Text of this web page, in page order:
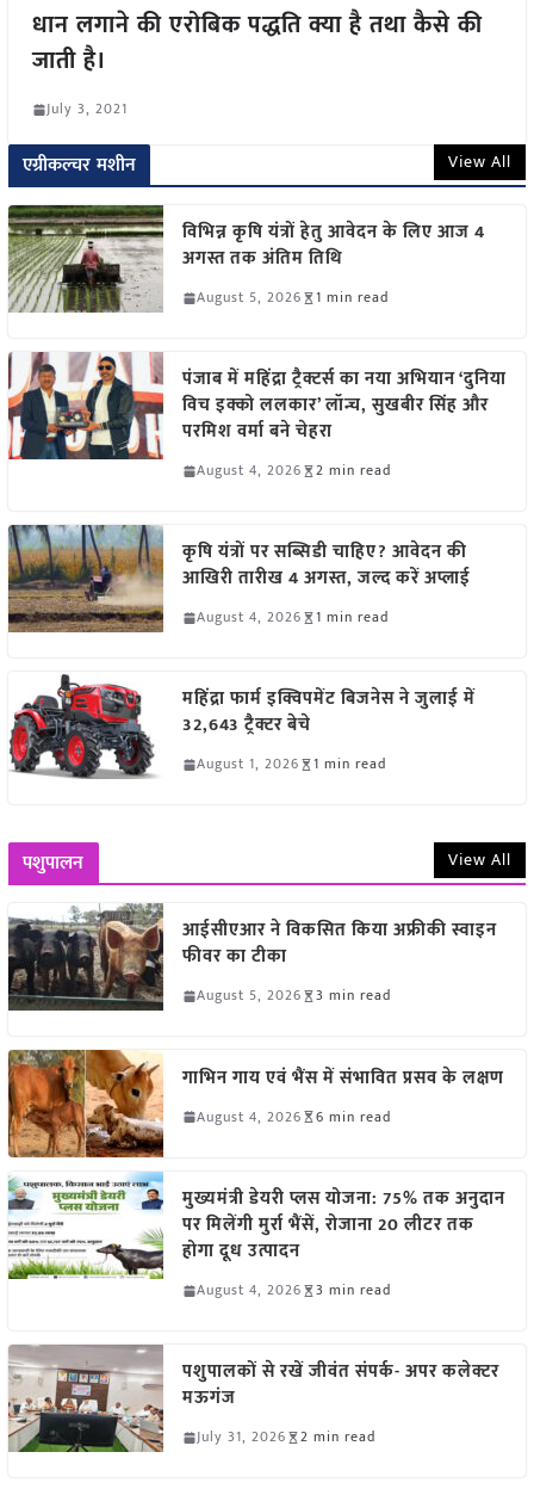
धान लगाने की एरोबिक पद्धति क्या है तथा कैसे की
जाती है।
July 3, 2021
एग्रीकल्चर मशीन View All
विभिन्न कृषि यंत्रों हेतु आवेदन के लिए आज 4
अगस्त तक अंतिम तिथि
August 5, 2026 1 min read
पंजाब में महिंद्रा ट्रैक्टर्स का नया अभियान ‘दुनिया
विच इक्को ललकार’ लॉन्च, सुखबीर सिंह और
परमिश वर्मा बने चेहरा
August 4, 2026 2 min read
कृषि यंत्रों पर सब्सिडी चाहिए? आवेदन की
आखिरी तारीख 4 अगस्त, जल्द करें अप्लाई
August 4, 2026 1 min read
महिंद्रा फार्म इक्विपमेंट बिजनेस ने जुलाई में
32,643 ट्रैक्टर बेचे
August 1, 2026 1 min read
पशुपालन View All
आईसीएआर ने विकसित किया अफ्रीकी स्वाइन
फीवर का टीका
August 5, 2026 3 min read
गाभिन गाय एवं भैंस में संभावित प्रसव के लक्षण
August 4, 2026 6 min read
मुख्यमंत्री डेयरी प्लस योजना: 75% तक अनुदान
पर मिलेंगी मुर्रा भैंसें, रोजाना 20 लीटर तक
होगा दूध उत्पादन
August 4, 2026 3 min read
पशुपालकों से रखें जीवंत संपर्क- अपर कलेक्टर
मऊगंज
July 31, 2026 2 min read